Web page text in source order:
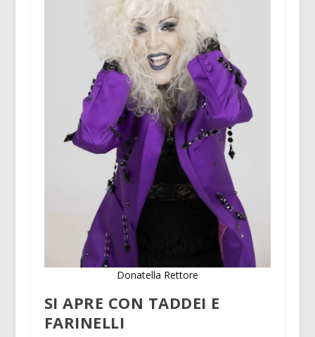
Donatella Rettore
SI APRE CON TADDEI E
FARINELLI